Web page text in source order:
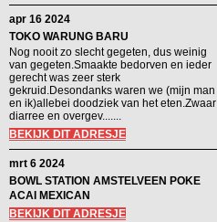
apr 16 2024
TOKO WARUNG BARU
Nog nooit zo slecht gegeten, dus weinig
van gegeten.Smaakte bedorven en ieder
gerecht was zeer sterk
gekruid.Desondanks waren we (mijn man
en ik)allebei doodziek van het eten.Zwaar
diarree en overgev.......
BEKIJK DIT ADRESJE
mrt 6 2024
BOWL STATION AMSTELVEEN POKE
ACAI MEXICAN
BEKIJK DIT ADRESJE